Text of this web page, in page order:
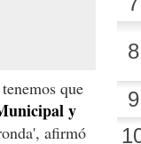
que
y
afirmó